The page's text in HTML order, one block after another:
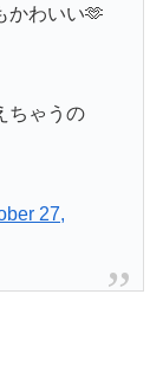
かわいい🫶
ちゃうの
27,